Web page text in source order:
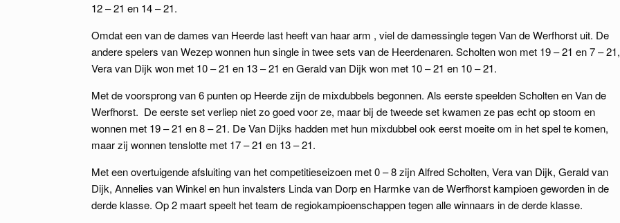
12 – 21 en 14 – 21.
Omdat een van de dames van Heerde last heeft van haar arm , viel de damessingle tegen Van de Werfhorst uit. De
andere spelers van Wezep wonnen hun single in twee sets van de Heerdenaren. Scholten won met 19 – 21 en 7 – 21,
Vera van Dijk won met 10 – 21 en 13 – 21 en Gerald van Dijk won met 10 – 21 en 10 – 21.
Met de voorsprong van 6 punten op Heerde zijn de mixdubbels begonnen. Als eerste speelden Scholten en Van de
Werfhorst. De eerste set verliep niet zo goed voor ze, maar bij de tweede set kwamen ze pas echt op stoom en
wonnen met 19 – 21 en 8 – 21. De Van Dijks hadden met hun mixdubbel ook eerst moeite om in het spel te komen,
maar zij wonnen tenslotte met 17 – 21 en 13 – 21.
Met een overtuigende afsluiting van het competitieseizoen met 0 – 8 zijn Alfred Scholten, Vera van Dijk, Gerald van
Dijk, Annelies van Winkel en hun invalsters Linda van Dorp en Harmke van de Werfhorst kampioen geworden in de
derde klasse. Op 2 maart speelt het team de regiokampioenschappen tegen alle winnaars in de derde klasse.